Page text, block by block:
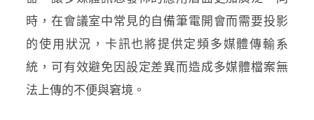
時，在會議室中常見的自備筆電開會而需要投影
的使用狀況，卡訊也將提供定頻多媒體傳輸系
統，可有效避免因設定差異而造成多媒體檔案無
法上傳的不便與窘境。